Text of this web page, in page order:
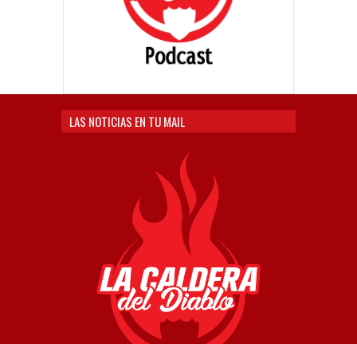
LAS NOTICIAS EN TU MAIL